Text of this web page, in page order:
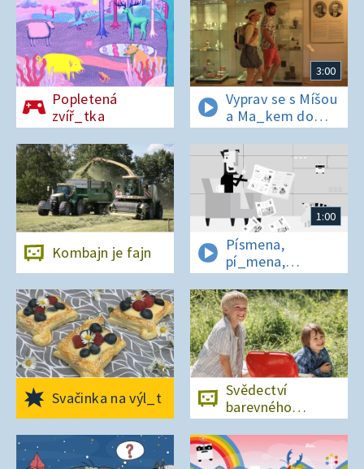
Popletená
zvíř_tka
3:00
Vyprav se s Míšou
a Ma_kem do
Dobrovických
muzeí
Kombajn je fajn
1:00
Písmena,
pí_mena,
písmena
Svačinka na výl_t
Svědectví
barevného
ostrova